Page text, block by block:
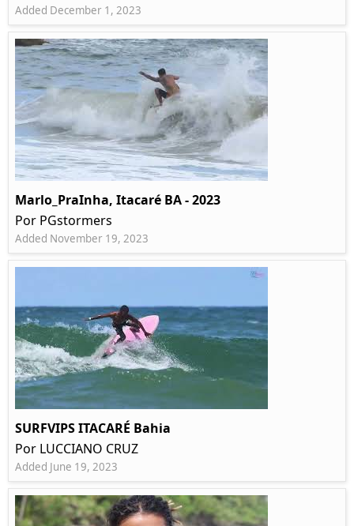
Added December 1, 2023
Marlo_PraInha, Itacaré BA - 2023
Por PGstormers
Added November 19, 2023
SURFVIPS ITACARÉ Bahia
Por LUCCIANO CRUZ
Added June 19, 2023